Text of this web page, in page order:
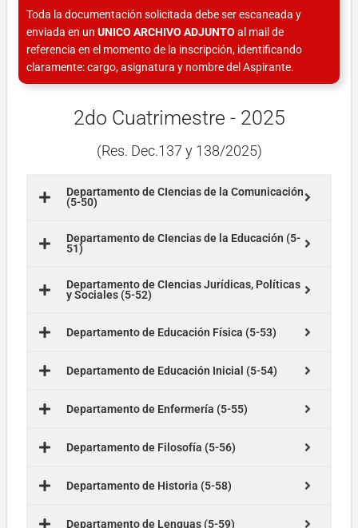
Toda la documentación solicitada debe ser escaneada y
enviada en unUNICO ARCHIVO ADJUNTO al mail de
referencia en el momento de la inscripción, identificando
claramente: cargo, asignatura y nombre del Aspirante.
2do Cuatrimestre - 2025
(Res. Dec.137 y 138/2025)
Departamento de CIencias de la Comunicación
(5-50)
Departamento de CIencias de la Educación (5-
51)
Departamento de CIencias Jurídicas, Políticas
y Sociales (5-52)
Departamento de Educación Física (5-53)
Departamento de Educación Inicial (5-54)
Departamento de Enfermería (5-55)
Departamento de Filosofía (5-56)
Departamento de Historia (5-58)
Departamento de Lenguas (5-59)